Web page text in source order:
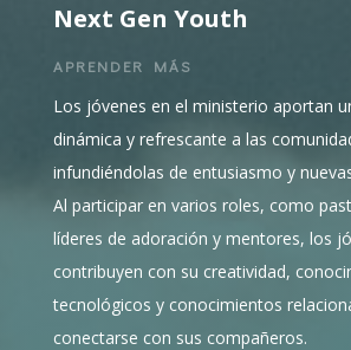
Next Gen Youth
APRENDER MÁS
Los jóvenes en el ministerio aportan
dinámica y refrescante a las
infundiéndolas de entusiasmo y
Al participar en varios roles, como
líderes de adoración y mentores, los
contribuyen con su creatividad,
tecnológicos y conocimientos
conectarse con sus compañeros.